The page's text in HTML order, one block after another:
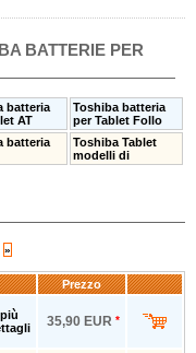
BATTERIE PER
batteria
AT
Toshiba batteria
per Tablet Follo
batteria
Toshiba Tablet
modelli di
»
Prezzo
più
35,90 EUR *